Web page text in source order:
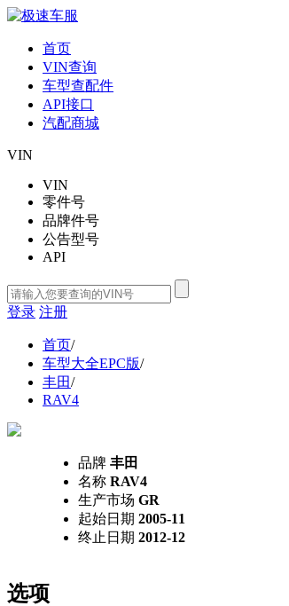
首页
VIN查询
车型查配件
API接口
汽配商城
VIN
VIN
零件号
品牌件号
公告型号
API
登录 注册
首页/
车型大全EPC版/
丰田/
RAV4
品牌 丰田
名称 RAV4
生产市场 GR
起始日期 2005-11
终止日期 2012-12
选项